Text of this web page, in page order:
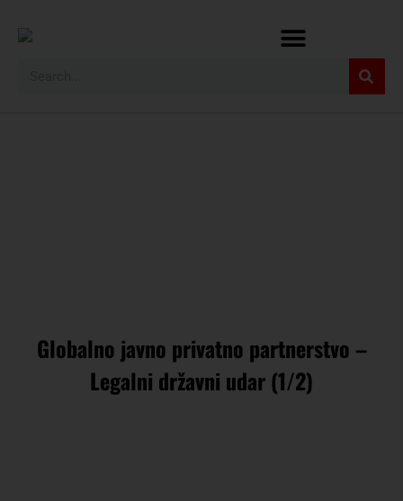
Globalno javno privatno partnerstvo –
Legalni državni udar (1/2)